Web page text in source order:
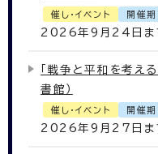
催し・イベント 開催期
2026年9月24日ま
「戦争と平和を考え
書館）
催し・イベント 開催期
2026年9月27日ま